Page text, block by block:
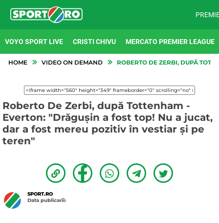
VOYO SPORT LIVE CRISTI CHIVU MERCATO PREMIER LEAGUE
HOME VIDEO ON DEMAND ROBERTO DE ZERBI, DUPĂ
Roberto De Zerbi, după Tottenham -
Everton: "Drăgușin a fost top! Nu a jucat,
dar a fost mereu pozitiv în vestiar și pe
teren"
SPORT.RO
Data publicarii: